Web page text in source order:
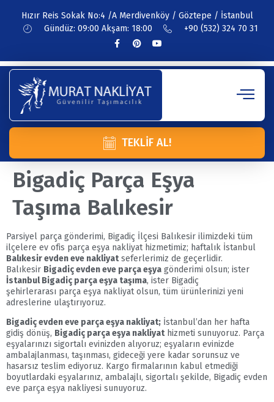
Hızır Reis Sokak No:4 /A Merdivenköy / Göztepe / İstanbul
Gündüz: 09:00 Akşam: 18:00
+90 (532) 324 70 31
TEKLIF AL!
Bigadiç Parça Eşya
Taşıma Balıkesir
Parsiyel parça gönderimi, Bigadiç İlçesi Balıkesir ilimizdeki tüm
ilçelere ev ofis parça eşya nakliyat hizmetimiz; haftalık İstanbul
Balıkesir evden eve nakliyatseferlerimiz de geçerlidir.
Balıkesir Bigadiç evden eve parça eşya gönderimi olsun; ister
İstanbul Bigadiç parça eşya taşıma, ister Bigadiç
şehirlerarası parça eşya nakliyat olsun, tüm ürünlerinizi yeni
adreslerine ulaştırıyoruz.
Bigadiç evden eve parça eşya nakliyat; İstanbul’dan her hafta
gidiş dönüş, Bigadiç parça eşya nakliyathizmeti sunuyoruz. Parça
eşyalarınızı sigortalı evinizden alıyoruz; eşyaların evinizde
ambalajlanması, taşınması, gideceği yere kadar sorunsuz ve
hasarsız teslim ediyoruz. Kargo firmalarının kabul etmediği
boyutlardaki eşyalarınız, ambalajlı, sigortalı şekilde, Bigadiç evden
eve parça eşya nakliyesi sunuyoruz.